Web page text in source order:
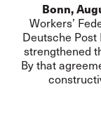
Bonn,
Workers’
Deutsche Post
strengthened
By that